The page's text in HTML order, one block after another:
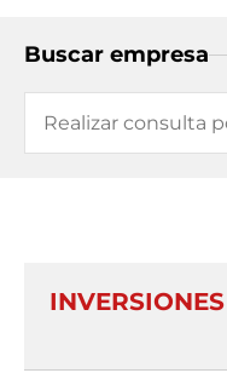
Buscar empresa